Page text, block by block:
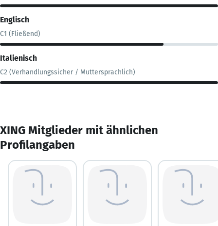
Englisch
C1 (Fließend)
Italienisch
C2 (Verhandlungssicher / Muttersprachlich)
XING Mitglieder mit ähnlichen
Profilangaben